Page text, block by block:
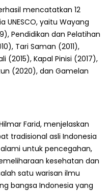
mencatatkan 12
UNESCO, yaitu Wayang
Pendidikan dan Pelatihan
Tari Saman (2011),
(2015), Kapal Pinisi (2017),
(2020), dan Gamelan
Farid, menjelaskan
tradisional asli Indonesia
untuk pencegahan,
kesehatan dan
satu warisan ilmu
bangsa Indonesia yang